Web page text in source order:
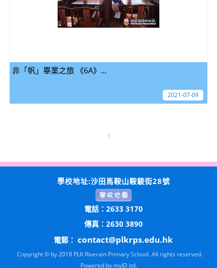
非「帆」畢業之旅 《6A》...
2021-07-09
1
學校地址:沙田馬鞍山鞍駿街28號
電話：2633 3170
傳真：2630 3890
電郵： contact@plkrps.edu.hk
Copyright © by 2018 PLK Riverain Primary School. All rights reserved.
Powered by myID itd.